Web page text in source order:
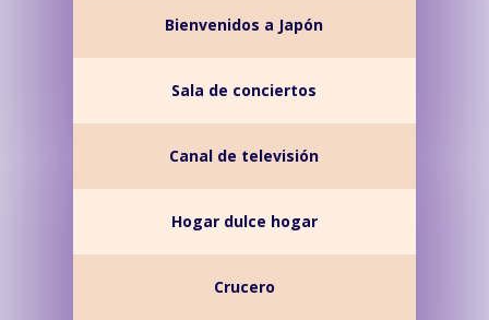
Bienvenidos a Japón
Sala de conciertos
Canal de televisión
Hogar dulce hogar
Crucero